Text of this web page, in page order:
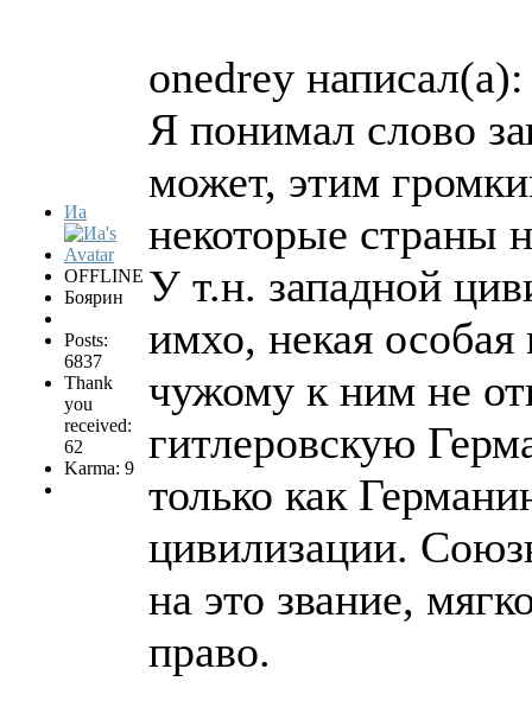
Иа
OFFLINE
Боярин
Posts:
6837
Thank
you
received:
62
Karma: 9
onedrey написал(а):
Я понимал слово
может, этим
некоторые страны
У т.н. западной
имхо, некая особая
чужому к ним не
гитлеровскую
только как
цивилизации.
на это звание,
право.